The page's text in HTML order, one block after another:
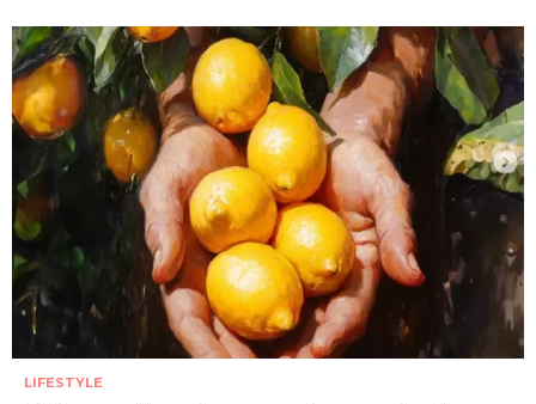
LIFESTYLE